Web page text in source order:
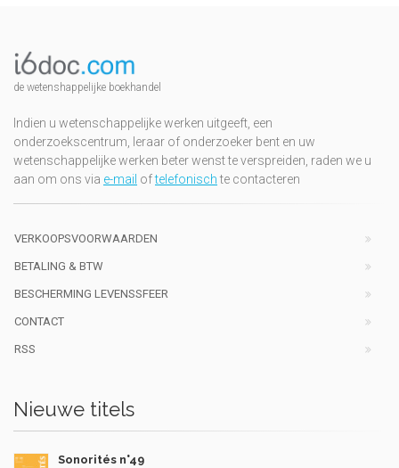
de wetenshappelijke boekhandel
Indien u wetenschappelijke werken uitgeeft, een
onderzoekscentrum, leraar of onderzoeker bent en uw
wetenschappelijke werken beter wenst te verspreiden, raden we u
aan om ons via e-mail oftelefonischte contacteren
VERKOOPSVOORWAARDEN
BETALING & BTW
BESCHERMING LEVENSSFEER
CONTACT
RSS
Nieuwe titels
Sonorités n°49